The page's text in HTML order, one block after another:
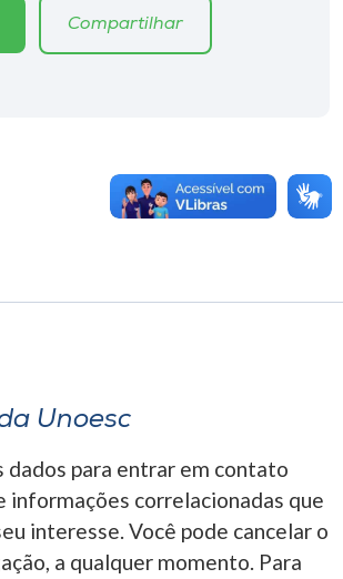
Compartilhar
Unoesc
dados para entrar em contato
informações correlacionadas que
interesse. Você pode cancelar o
a qualquer momento. Para